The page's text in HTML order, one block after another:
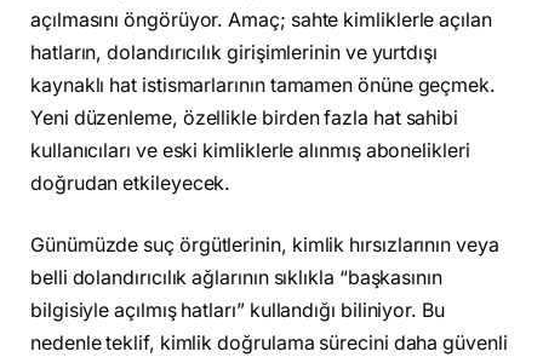
açılmasını öngörüyor. Amaç; sahte kimliklerle açılan
hatların, dolandırıcılık girişimlerinin ve yurtdışı
kaynaklı hat istismarlarının tamamen önüne geçmek.
Yeni düzenleme, özellikle birden fazla hat sahibi
kullanıcıları ve eski kimliklerle alınmış abonelikleri
doğrudan etkileyecek.
Günümüzde suç örgütlerinin, kimlik hırsızlarının veya
belli dolandırıcılık ağlarının sıklıkla “başkasının
bilgisiyle açılmış hatları” kullandığı biliniyor. Bu
nedenle teklif, kimlik doğrulama sürecini daha güvenli